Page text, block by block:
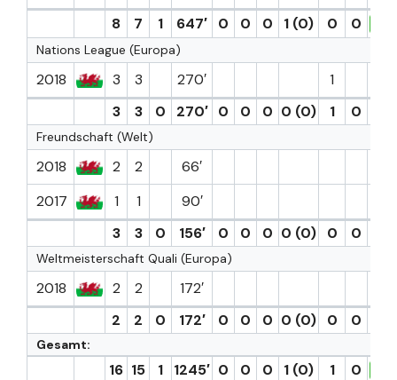
8 7 1 647′ 0 0 0 1 (0) 0 0
Nations League (Europa)
2018 3 3 270′
1
3
3 0 270′ 0 0 0 0 (0) 1 0
Freundschaft (Welt)
2018 2 2
66′
2017
1 1
90′
3
3 0 156′ 0 0 0 0 (0) 0 0
Weltmeisterschaft Quali (Europa)
2018 2 2
172′
2
2 0 172′ 0 0 0 0 (0) 0 0
Gesamt:
16 15 1 1245′ 0 0 0 1 (0) 1 0